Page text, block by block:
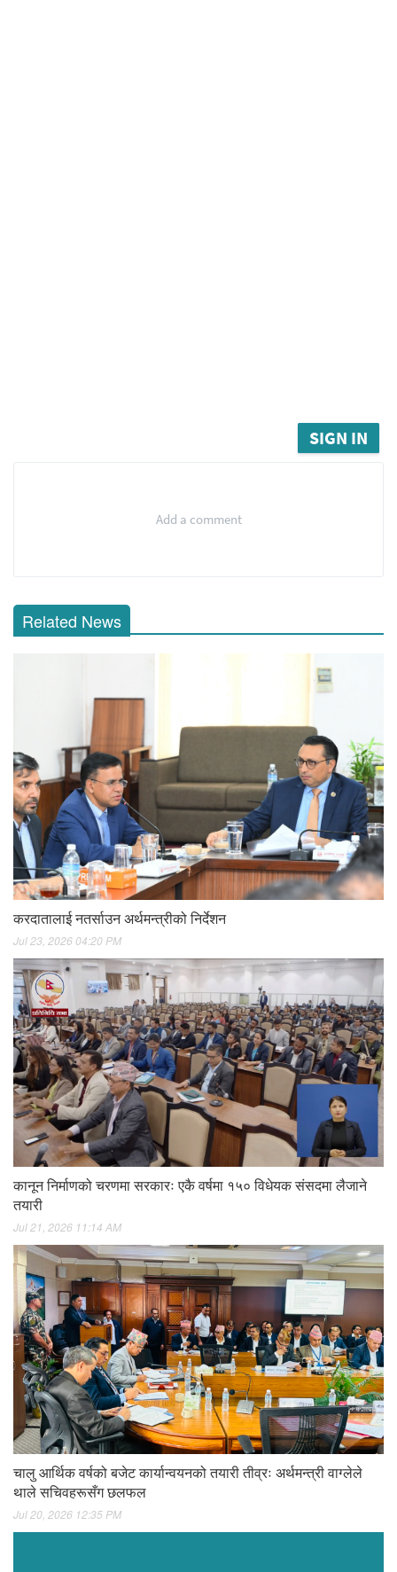
SIGN IN
Add a comment
Related News
करदातालाई नतर्साउन अर्थमन्त्रीको निर्देशन
Jul 23, 2026 04:20 PM
कानून निर्माणको चरणमा सरकारः एकै वर्षमा १५० विधेयक संसदमा लैजाने
तयारी
Jul 21, 2026 11:14 AM
चालु आर्थिक वर्षको बजेट कार्यान्वयनको तयारी तीव्रः अर्थमन्त्री वाग्लेले
थाले सचिवहरूसँग छलफल
Jul 20, 2026 12:35 PM